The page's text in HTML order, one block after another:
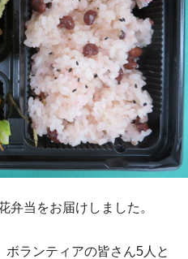
弁当をお届けしました。
ランティアの皆さん5人と